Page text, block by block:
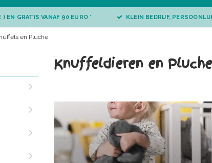
EN GRATIS VANAF 90 EURO * KLEIN BEDRIJF,
en Pluche
Knuffeldieren en Pluche